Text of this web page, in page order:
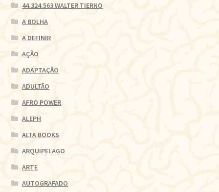
44.324.563 WALTER TIERNO
A BOLHA
A DEFINIR
AÇÃO
ADAPTAÇÃO
ADULTÃO
AFRO POWER
ALEPH
ALTA BOOKS
ARQUIPELAGO
ARTE
AUTOGRAFADO